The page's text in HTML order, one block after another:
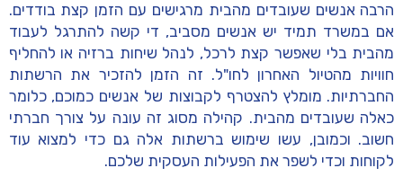
הרבה אנשים שעובדים מהבית מרגישים עם הזמן קצת בודדים.
אם במשרד תמיד יש אנשים מסביב, די קשה להתרגל לעבוד
מהבית בלי שאפשר קצת לרכל, לנהל שיחות ברזיה או להחליף
חוויות מהטיול האחרון לחו"ל. זה הזמן להזכיר את הרשתות
החברתיות. מומלץ להצטרף לקבוצות של אנשים כמוכם, כלומר
כאלה שעובדים מהבית. קהילה מסוג זה עונה על צורך חברתי
חשוב. וכמובן, עשו שימוש ברשתות אלה גם כדי למצוא עוד
לקוחות וכדי לשפר את הפעילות העסקית שלכם.